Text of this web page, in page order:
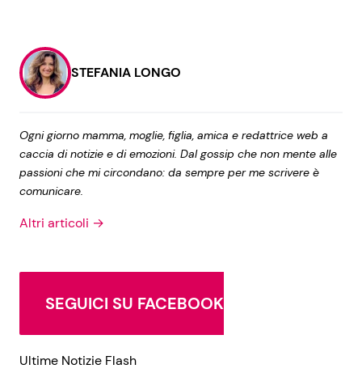
STEFANIA LONGO
Ogni giorno mamma, moglie, figlia, amica e redattrice web a
caccia di notizie e di emozioni. Dal gossip che non mente alle
passioni che mi circondano: da sempre per me scrivere è
comunicare.
Altri articoli →
SEGUICI SU FACEBOOK
Ultime Notizie Flash